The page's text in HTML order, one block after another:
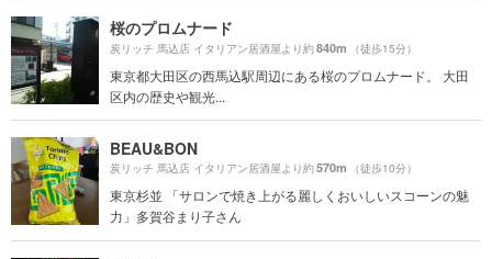
桜のプロムナード
炭リッチ 馬込店 イタリアン居酒屋より約840m （徒歩15分）
東京都大田区の西馬込駅周辺にある桜のプロムナード。 大田
区内の歴史や観光...
BEAU&BON
炭リッチ 馬込店 イタリアン居酒屋より約570m （徒歩10分）
東京杉並 「サロンで焼き上がる麗しくおいしいスコーンの魅
力」多賀谷まり子さん